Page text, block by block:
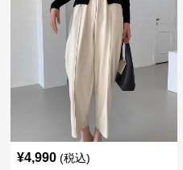
¥4,990 (税込)